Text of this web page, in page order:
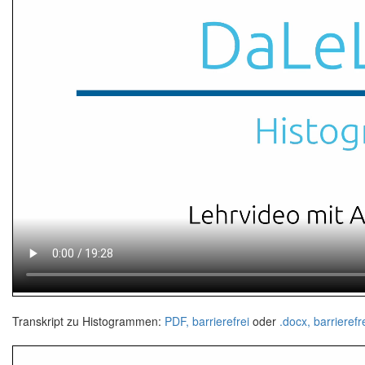
Transkript zu Histogrammen: PDF, barrierefrei oder .docx,